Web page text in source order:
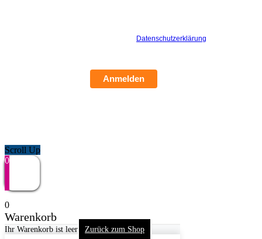
Datenschutzerklärung
Anmelden
Scroll Up
0
0
Warenkorb
Ihr Warenkorb ist leer Zurück zum Shop